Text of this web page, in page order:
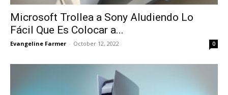
Microsoft Trollea a Sony Aludiendo Lo
Fácil Que Es Colocar a...
Evangeline Farmer - October 12, 2022 0